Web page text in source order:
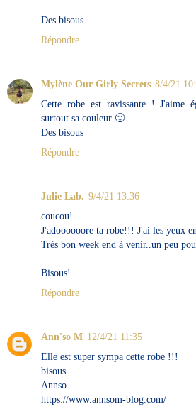
Des bisous
Répondre
Mylène Our Girly Secrets 8/4/21
Cette robe est ravissante ! J'aime
surtout sa couleur 🙂
Des bisous
Répondre
Julie Lab. 9/4/21 13:36
coucou!
J'adoooooore ta robe!!! J'ai les yeux
Très bon week end à venir..un peu
Bisous!
Répondre
Ann'so M 12/4/21 11:35
Elle est super sympa cette robe !!!
bisous
Annso
https://www.annsom-blog.com/